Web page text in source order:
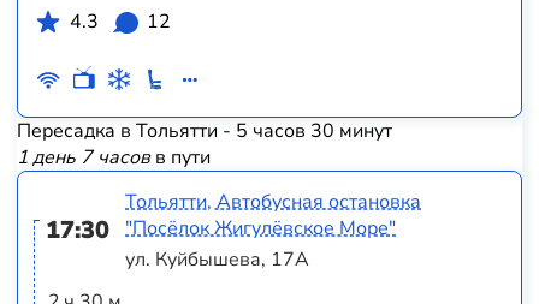
4.3
12
Пересадка в Тольятти - 5 часов 30 минут
1 день 7 часовв пути
17:30
Тольятти, Автобусная остановка
"Посёлок Жигулёвское Море"
ул. Куйбышева, 17А